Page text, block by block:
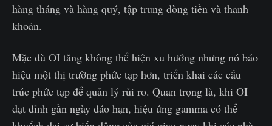
hàng tháng và hàng quý, tập trung dòng tiền và thanh
khoản.
Mặc dù OI tăng không thể hiện xu hướng nhưng nó báo
hiệu một thị trường phức tạp hơn, triển khai các cấu
trúc phức tạp để quản lý rủi ro. Quan trọng là, khi OI
đạt đỉnh gần ngày đáo hạn, hiệu ứng gamma có thể